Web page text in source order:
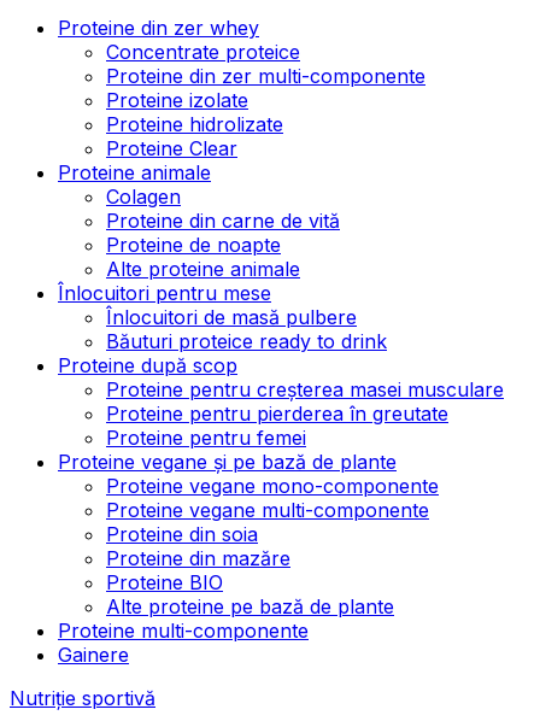
Proteine din zer whey
Concentrate proteice
Proteine din zer multi-componente
Proteine izolate
Proteine hidrolizate
Proteine Clear
Proteine animale
Colagen
Proteine din carne de vită
Proteine de noapte
Alte proteine animale
Înlocuitori pentru mese
Înlocuitori de masă pulbere
Băuturi proteice ready to drink
Proteine după scop
Proteine pentru creșterea masei musculare
Proteine pentru pierderea în greutate
Proteine pentru femei
Proteine vegane și pe bază de plante
Proteine vegane mono-componente
Proteine vegane multi-componente
Proteine din soia
Proteine din mazăre
Proteine BIO
Alte proteine pe bază de plante
Proteine multi-componente
Gainere
Nutriție sportivă